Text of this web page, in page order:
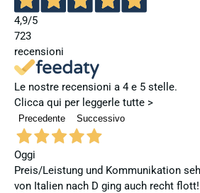
4,9/5
723
recensioni
Le nostre recensioni a 4 e 5 stelle.
Clicca qui per leggerle tutte >
Precedente Successivo
Oggi
Preis/Leistung und Kommunikation
von Italien nach D ging auch recht flott!